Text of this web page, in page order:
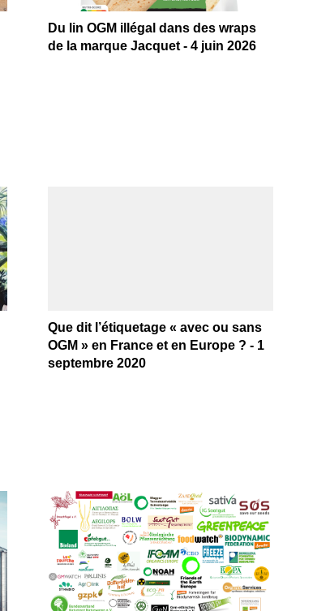
Du lin OGM illégal dans des wraps
de la marque Jacquet - 4 juin 2026
Que dit l’étiquetage « avec ou sans
OGM » en France et en Europe ? - 1
septembre 2020